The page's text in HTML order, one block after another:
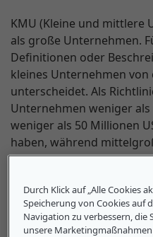
KMU (Kleine und mittlere
als große Unternehmen.
Definitionen oder
kleines Unternehmen
unterscheidet. Als
Unternehmen weniger
weniger als 50 Millionen
haben, während
als 1.000 Beschäftigte
US-Dollar).
Durch Klick auf „Alle Cookies
Speicherung von Cookies auf
Navigation zu verbessern, die
unsere